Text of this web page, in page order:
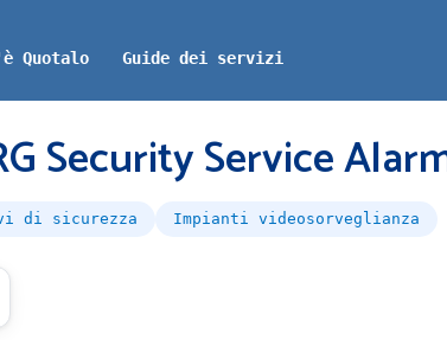
Quotalo Guide dei servizi
Security Service
di sicurezza Impianti videosorveglianza